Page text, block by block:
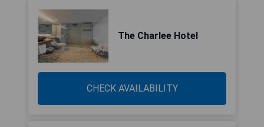
The Charlee Hotel
CHECK AVAILABILITY